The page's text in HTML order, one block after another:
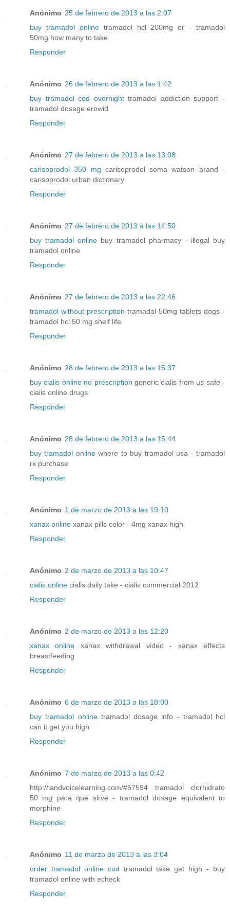
Anónimo 25 de febrero de 2013 a las 2:07
buy tramadol onlinetramadol hcl 200mg er - tramadol
50mg how many to take
Responder
Anónimo 26 de febrero de 2013 a las 1:42
buy tramadol cod overnighttramadol addiction support -
tramadol dosage erowid
Responder
Anónimo 27 de febrero de 2013 a las 13:08
carisoprodol 350 mg carisoprodol soma watson brand -
carisoprodol urban dictionary
Responder
Anónimo 27 de febrero de 2013 a las 14:50
buy tramadol online buy tramadol pharmacy - illegal buy
tramadol online
Responder
Anónimo 27 de febrero de 2013 a las 22:46
tramadol without prescription tramadol 50mg tablets dogs -
tramadol hcl 50 mg shelf life
Responder
Anónimo 28 de febrero de 2013 a las 15:37
buy cialis online no prescription generic cialis from us safe -
cialis online drugs
Responder
Anónimo 28 de febrero de 2013 a las 15:44
buy tramadol onlinewhere to buy tramadol usa - tramadol
rx purchase
Responder
Anónimo 1 de marzo de 2013 a las 19:10
xanax online xanax pills color - 4mg xanax high
Responder
Anónimo 2 de marzo de 2013 a las 10:47
cialis online cialis daily take - cialis commercial 2012
Responder
Anónimo 2 de marzo de 2013 a las 12:20
xanax online xanax withdrawal video - xanax effects
breastfeeding
Responder
Anónimo 6 de marzo de 2013 a las 18:00
buy tramadol onlinetramadol dosage info - tramadol hcl
can it get you high
Responder
Anónimo 7 de marzo de 2013 a las 0:42
http://landvoicelearning.com/#57594 tramadol clorhidrato
50 mg para que sirve - tramadol dosage equivalent to
morphine
Responder
Anónimo 11 de marzo de 2013 a las 3:04
order tramadol online cod tramadol take get high - buy
tramadol online with echeck
Responder